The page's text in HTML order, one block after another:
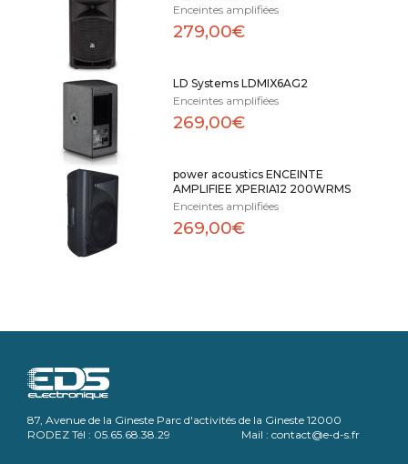
Enceintes amplifiées
279,00€
LD Systems LDMIX6AG2
Enceintes amplifiées
269,00€
power acoustics ENCEINTE
AMPLIFIEE XPERIA12 200WRMS
Enceintes amplifiées
269,00€
87, Avenue de la Gineste Parc d'activités de la Gineste 12000
RODEZ Tél : 05.65.68.38.29 Mail : contact@e-d-s.fr